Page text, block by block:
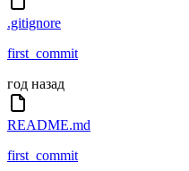
.gitignore
first_commit
год назад
README.md
first_commit